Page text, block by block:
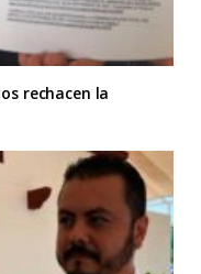
rechacen la